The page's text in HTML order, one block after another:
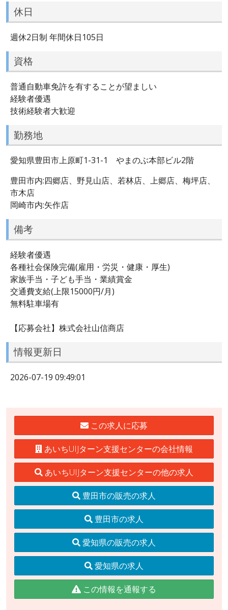
休日
週休2日制 年間休日105日
資格
普通自動車免許を有することが望ましい
経験者優遇
技術経験者大歓迎
勤務地
愛知県豊田市上原町1-31-1 やまのぶ本部ビル2階
豊田市内:四郷店、野見山店、若林店、上郷店、梅坪店、
市木店
岡崎市内:矢作店
備考
経験者優遇
各種社会保険完備(雇用・労災・健康・厚生)
家族手当・子ども手当・業績賞金
交通費支給(上限15000円/月)
無料駐車場有
【応募会社】株式会社山信商店
情報更新日
2026-07-19 09:49:01
この求人に応募
あいちUIJターン支援センターの会社情報
あいちUIJターン支援センターの他の求人
豊田市の販売の求人
豊田市の求人
愛知県の販売の求人
愛知県の求人
この情報を通報する